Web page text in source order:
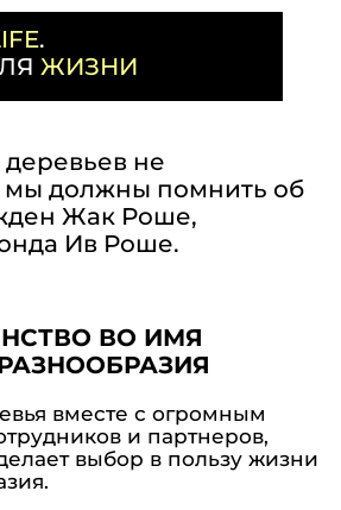
.
ЖИЗНИ
деревьев не
мы должны помнить об
Жак Роше,
Ив Роше.
ВО ИМЯ
вместе с огромным
и партнеров,
выбор в пользу жизни